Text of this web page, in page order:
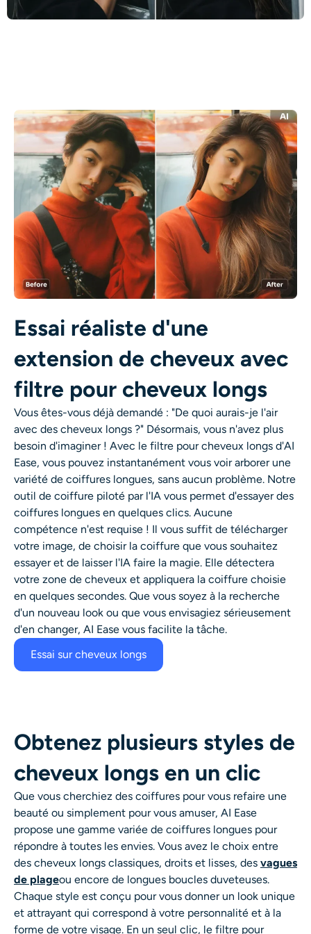
Changeur de coiffure
Changeur de vêtements
Bébé IA
Filtre AI
Générateur de tirs à la tête Pro
Générateur de tirs à la tête IA
Créateur de photos d’identité
Outils vidéo
Effets vidéo
Amplificateur vidéo
Suppression de filigrane vidéo
Essai réaliste d'une
extension de cheveux avec
filtre pour cheveux longs
Vous êtes-vous déjà demandé : "De quoi aurais-je l'air
avec des cheveux longs ?" Désormais, vous n'avez plus
besoin d'imaginer ! Avec le filtre pour cheveux longs d'AI
Ease, vous pouvez instantanément vous voir arborer une
variété de coiffures longues, sans aucun problème. Notre
outil de coiffure piloté par l'IA vous permet d'essayer des
coiffures longues en quelques clics. Aucune
compétence n'est requise ! Il vous suffit de télécharger
votre image, de choisir la coiffure que vous souhaitez
essayer et de laisser l'IA faire la magie. Elle détectera
votre zone de cheveux et appliquera la coiffure choisie
en quelques secondes. Que vous soyez à la recherche
d'un nouveau look ou que vous envisagiez sérieusement
d'en changer, AI Ease vous facilite la tâche.
Essai sur cheveux longs
Obtenez plusieurs styles de
cheveux longs en un clic
Que vous cherchiez des coiffures pour vous refaire une
beauté ou simplement pour vous amuser, AI Ease
propose une gamme variée de coiffures longues pour
répondre à toutes les envies. Vous avez le choix entre
des cheveux longs classiques, droits et lisses, des vagues
de plageou encore de longues boucles duveteuses.
Chaque style est conçu pour vous donner un look unique
et attrayant qui correspond à votre personnalité et à la
forme de votre visage. En un seul clic, le filtre pour